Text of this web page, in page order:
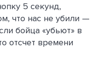
5 секунд,
что нас не убили —
бойца «убьют» в
отсчет времени